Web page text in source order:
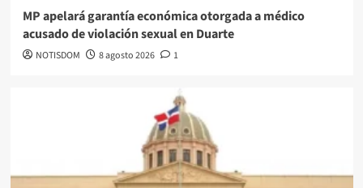
MP apelará garantía económica otorgada a médico
acusado de violación sexual en Duarte
NOTISDOM 8 agosto 2026 1